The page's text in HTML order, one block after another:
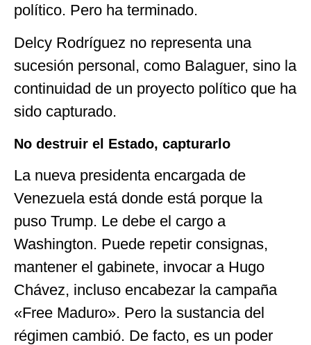
político. Pero ha terminado.
Delcy Rodríguez no representa una
sucesión personal, como Balaguer, sino la
continuidad de un proyecto político que ha
sido capturado.
No destruir el Estado, capturarlo
La nueva presidenta encargada de
Venezuela está donde está porque la
puso Trump. Le debe el cargo a
Washington. Puede repetir consignas,
mantener el gabinete, invocar a Hugo
Chávez, incluso encabezar la campaña
«Free Maduro». Pero la sustancia del
régimen cambió. De facto, es un poder